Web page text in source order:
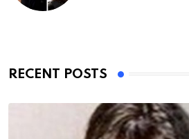
RECENT POSTS